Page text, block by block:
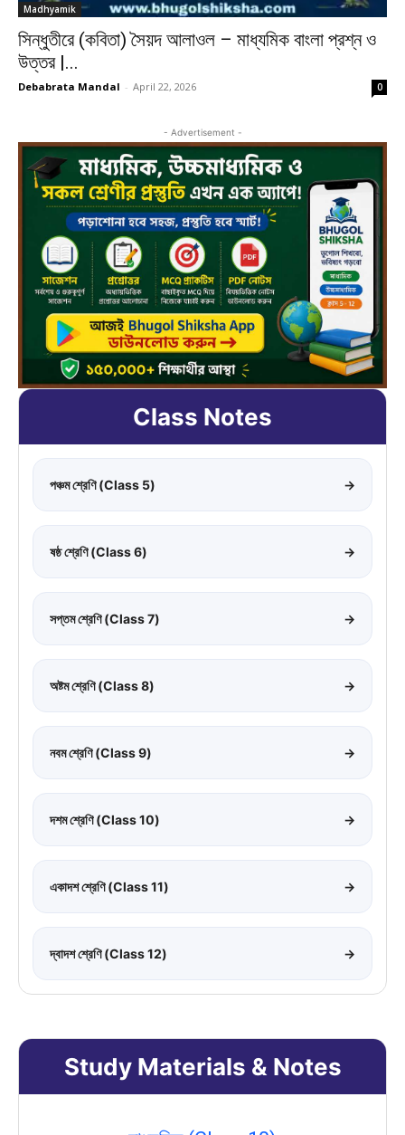
Madhyamik
সিন্ধুতীরে (কবিতা) সৈয়দ আলাওল – মাধ্যমিক বাংলা প্রশ্ন ও
উত্তর |...
Debabrata Mandal - April 22, 2026 0
- Advertisement -
Class Notes
পঞ্চম শ্রেণি (Class 5) →
ষষ্ঠ শ্রেণি (Class 6) →
সপ্তম শ্রেণি (Class 7) →
অষ্টম শ্রেণি (Class 8) →
নবম শ্রেণি (Class 9) →
দশম শ্রেণি (Class 10) →
একাদশ শ্রেণি (Class 11) →
দ্বাদশ শ্রেণি (Class 12) →
Study Materials & Notes